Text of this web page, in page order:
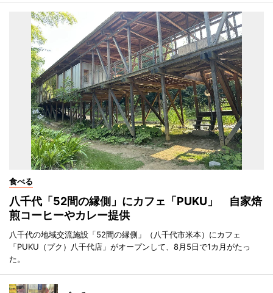
食べる
八千代「52間の縁側」にカフェ「PUKU」 自家焙
煎コーヒーやカレー提供
八千代の地域交流施設「52間の縁側」（八千代市米本）にカフェ
「PUKU（プク）八千代店」がオープンして、8月5日で1カ月がたっ
た。